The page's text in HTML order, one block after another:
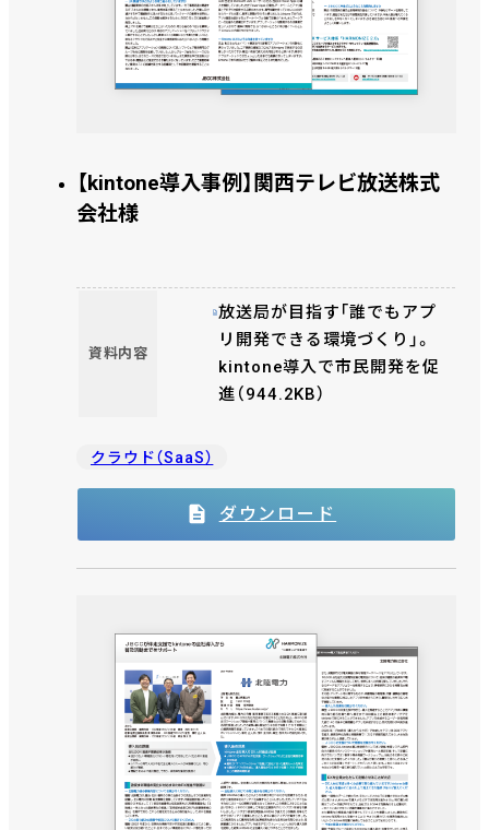
【kintone導入事例】関西テレビ放送株式
会社様
資料内容
放送局が目指す「誰でもアプ
リ開発できる環境づくり」。
kintone導入で市民開発を促
進（944.2KB）
クラウド（SaaS）
ダウンロード